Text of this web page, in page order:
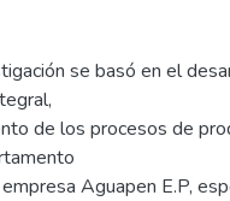
se basó en el
de los procesos de
Aguapen E.P,